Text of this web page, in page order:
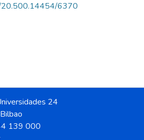
20.500.14454/6370
24
139 000